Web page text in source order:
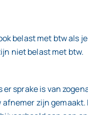
belast met btw als
niet belast met btw.
sprake is van
afnemer zijn